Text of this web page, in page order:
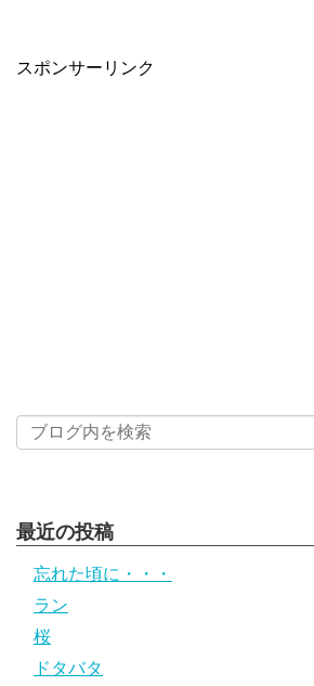
スポンサーリンク
最近の投稿
忘れた頃に・・・
ラン
桜
ドタバタ